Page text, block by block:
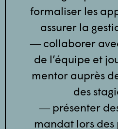
formaliser les
assurer la
― collaborer
de l’équipe et
mentor auprès
des
― présenter
mandat lors des